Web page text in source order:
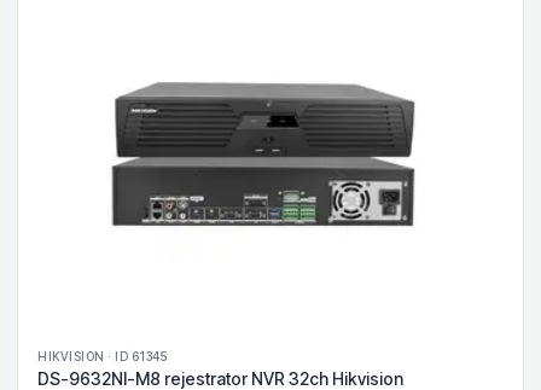
HIKVISION · ID 61345
DS-9632NI-M8 rejestrator NVR 32ch Hikvision